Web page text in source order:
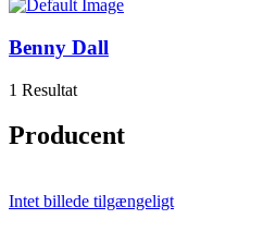
Benny Dall
1 Resultat
Producent
Intet billede tilgængeligt